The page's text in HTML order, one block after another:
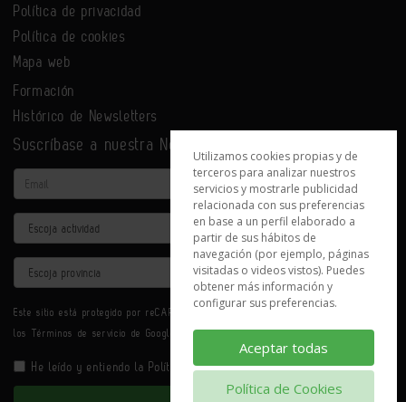
Política de privacidad
Política de cookies
Mapa web
Formación
Histórico de Newsletters
Suscríbase a nuestra Newsletter
Email
Actividad
Provincia
Este sitio está protegido por reCAPTCHA y se aplican la
los Términos de servicio de Google.
He leído y entiendo la Política de Privacidad
Utilizamos cookies propias y de
terceros para analizar nuestros
servicios y mostrarle publicidad
relacionada con sus preferencias
en base a un perfil elaborado a
partir de sus hábitos de
navegación (por ejemplo, páginas
visitadas o videos vistos). Puedes
obtener más información y
configurar sus preferencias.
Aceptar todas
Política de Cookies